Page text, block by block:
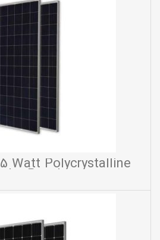
Watt Polycrystalline
Panel